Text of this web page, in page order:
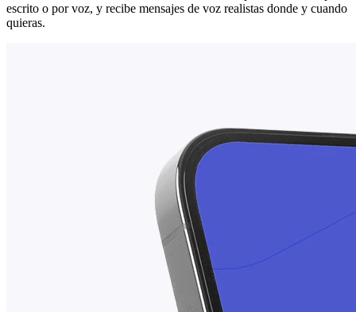
escrito o por voz, y recibe mensajes de voz realistas donde y cuando
quieras.